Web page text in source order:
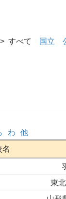
すべて 国立
わ
他
名
東